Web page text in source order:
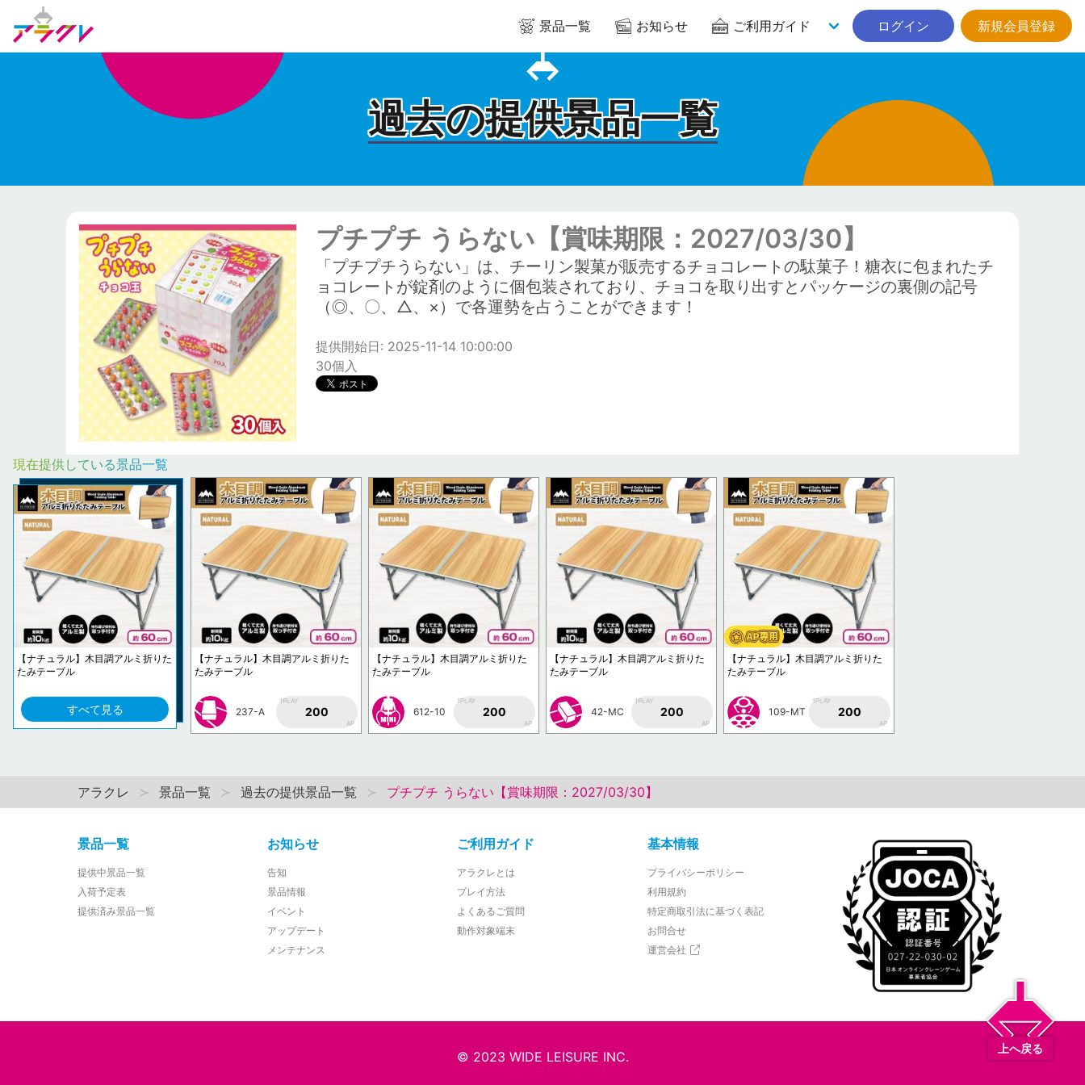
景品一覧 お知らせ ご利用ガイド ログイン 新規会員登録
過去の提供景品一覧
プチプチ うらない【賞味期限：2027/03/30】
「プチプチうらない」は、チーリン製菓が販売するチョコレートの駄菓子！糖衣に包まれたチ
ョコレートが錠剤のように個包装されており、チョコを取り出すとパッケージの裏側の記号
（◎、〇、△、×）で各運勢を占うことができます！
提供開始日: 2025-11-14 10:00:00
30個入
現在提供している景品一覧
【ナチュラル】木目調アルミ折りた
たみテーブル
すべて見る
【ナチュラル】木目調アルミ折りた
たみテーブル
237-A
1PLAY
200
AP
【ナチュラル】木目調アルミ折りた
たみテーブル
612-10
1PLAY
200
AP
【ナチュラル】木目調アルミ折りた
たみテーブル
42-MC
1PLAY
200
AP
【ナチュラル】木目調アルミ折りた
たみテーブル
109-MT
1PLAY
200
AP
アラクレ 景品一覧 過去の提供景品一覧 プチプチ うらない【賞味期限：2027/03/30】
景品一覧
提供中景品一覧
入荷予定表
提供済み景品一覧
お知らせ
告知
景品情報
イベント
アップデート
メンテナンス
ご利用ガイド
アラクレとは
プレイ方法
よくあるご質問
動作対象端末
基本情報
プライバシーポリシー
利用規約
特定商取引法に基づく表記
お問合せ
運営会社
© 2023 WIDE LEISURE INC.
上へ戻る